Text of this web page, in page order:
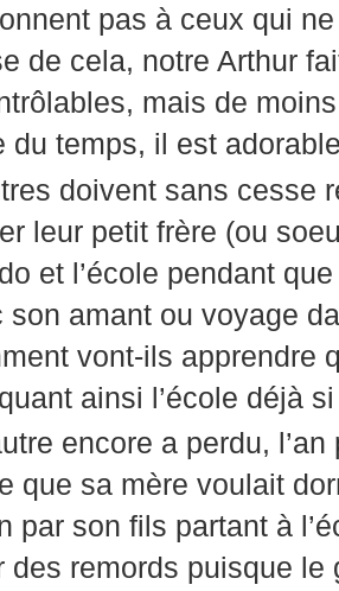
pas à ceux qui
de cela, notre Arthur
mais de
du temps, il est
doivent sans cesse
leur petit frère (ou
et l’école pendant
son amant ou voyage
vont-ils apprendre
ainsi l’école déjà
encore a perdu,
que sa mère voulait
par son fils partant à
des remords puisque le